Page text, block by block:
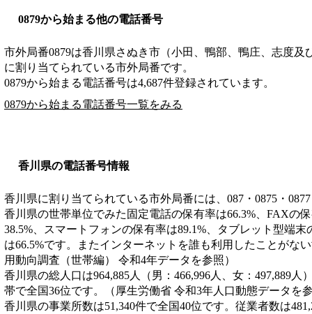
0879から始まる他の電話番号
市外局番0879は香川県さぬき市（小田、鴨部、鴨庄、志度及
に割り当てられている市外局番です。
0879から始まる電話番号は4,687件登録されています。
0879から始まる電話番号一覧をみる
香川県の電話番号情報
香川県に割り当てられている市外局番には、087・0875・
香川県の世帯単位でみた固定電話の保有率は66.3%、FAXの
38.5%、スマートフォンの保有率は89.1%、タブレット型端
は66.5%です。またインターネットを誰も利用したことがな
用動向調査（世帯編） 令和4年データを参照）
香川県の総人口は964,885人（男：466,996人、女：497,889人
帯で全国36位です。（厚生労働省 令和3年人口動態データを
香川県の事業所数は51,340件で全国40位です。従業者数は